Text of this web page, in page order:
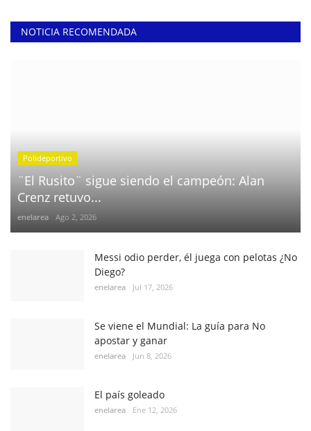
NOTICIA RECOMENDADA
Polideportivo
¨El Rusito¨ sigue siendo el campeón: Alan
Crenz retuvo...
enelarea Ago 2, 2026
Messi odio perder, él juega con pelotas ¿No
Diego?
enelarea Jul 17, 2026
Se viene el Mundial: La guía para No
apostar y ganar
enelarea Jun 8, 2026
El país goleado
enelarea Ene 12, 2026